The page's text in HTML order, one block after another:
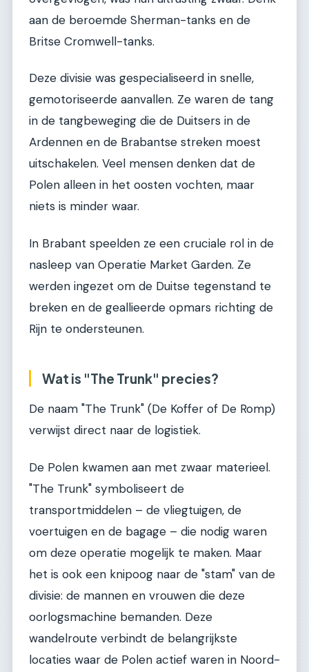
aan de beroemde Sherman-tanks en de
Britse Cromwell-tanks.
Deze divisie was gespecialiseerd in snelle,
gemotoriseerde aanvallen. Ze waren de tang
in de tangbeweging die de Duitsers in de
Ardennen en de Brabantse streken moest
uitschakelen. Veel mensen denken dat de
Polen alleen in het oosten vochten, maar
niets is minder waar.
In Brabant speelden ze een cruciale rol in de
nasleep van Operatie Market Garden. Ze
werden ingezet om de Duitse tegenstand te
breken en de geallieerde opmars richting de
Rijn te ondersteunen.
Wat is "The Trunk" precies?
De naam "The Trunk" (De Koffer of De Romp)
verwijst direct naar de logistiek.
De Polen kwamen aan met zwaar materieel.
"The Trunk" symboliseert de
transportmiddelen – de vliegtuigen, de
voertuigen en de bagage – die nodig waren
om deze operatie mogelijk te maken. Maar
het is ook een knipoog naar de "stam" van de
divisie: de mannen en vrouwen die deze
oorlogsmachine bemanden. Deze
wandelroute verbindt de belangrijkste
locaties waar de Polen actief waren in Noord-